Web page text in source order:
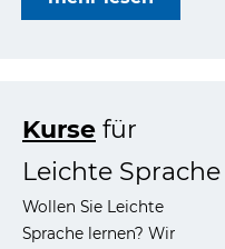
Kurse für
Leichte Sprache
Wollen Sie Leichte
Sprache lernen? Wir